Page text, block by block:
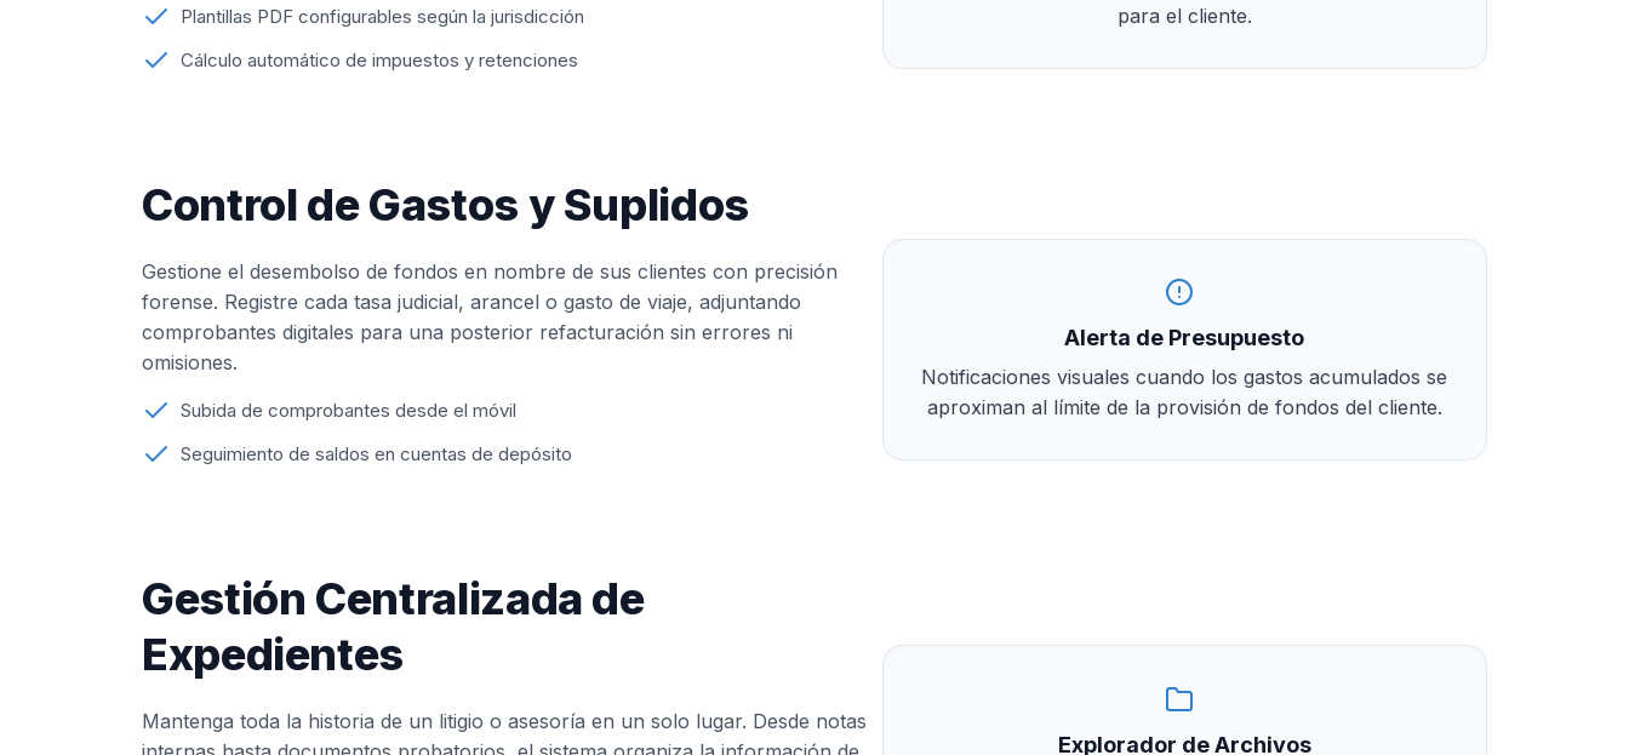
Plantillas PDF configurables según la jurisdicción
Cálculo automático de impuestos y retenciones
para el cliente.
Control de Gastos y Suplidos
Gestione el desembolso de fondos en nombre de sus clientes con precisión
forense. Registre cada tasa judicial, arancel o gasto de viaje, adjuntando
comprobantes digitales para una posterior refacturación sin errores ni
omisiones.
Subida de comprobantes desde el móvil
Seguimiento de saldos en cuentas de depósito
Alerta de Presupuesto
Notificaciones visuales cuando los gastos acumulados se
aproximan al límite de la provisión de fondos del cliente.
Gestión Centralizada de
Expedientes
Mantenga toda la historia de un litigio o asesoría en un solo lugar. Desde notas
Explorador de Archivos